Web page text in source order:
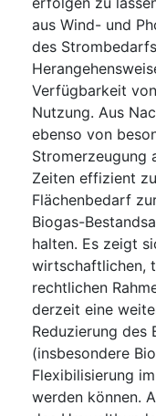
aus Wind- und
des
Verfügbarkeit
Nutzung. Aus
ebenso von
Stromerzeugung
Zeiten effizient
Flächenbedarf
Biogas-
halten. Es zeigt
wirtschaftlichen,
rechtlichen
derzeit eine
Reduzierung des
(insbesondere
Flexibilisierung
werden können.